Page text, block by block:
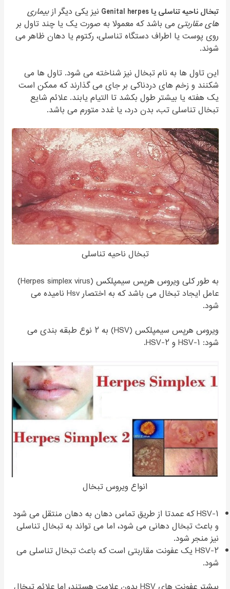
تبخال ناحیه تناسلی یا Genital herpes نیز یکی دیگر ازبیماری
های مقاربتی می باشد که معمولا به صورت یک یا چند تاول بر
روی پوست یا اطراف دستگاه تناسلی، رکتوم یا دهان ظاهر می
شوند.
این تاول ها به نام تبخال نیز شناخته می شود. تاول ها می
شکنند و زخم های دردناکی بر جای می گذارند که ممکن است
یک هفته یا بیشتر طول بکشد تا التیام یابند. علائم شایع
تبخال تناسلی تب، بدن درد، یا غدد متورم می باشد.
تبخال ناحیه تناسلی
به طور کلی ویروس هرپس سیمپلکس (Herpes simplex virus)
عامل ایجاد تبخال می باشد که به اختصار Hsv نامیده می
شود.
ویروس هرپس سیمپلکس (HSV) به ۲ نوع طبقه بندی می
شود: HSV-۱ و HSV-۲.
انواع ویروس تبخال
HSV-۱ که عمدتا از طریق تماس دهان به دهان منتقل می شود
و باعث تبخال دهانی می شود، اما می تواند به تبخال تناسلی
نیز منجر شود.
HSV-۲ یک عفونت مقاربتی است که باعث تبخال تناسلی می
شود.